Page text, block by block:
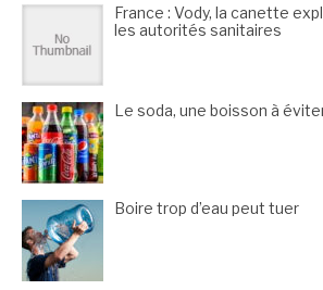
France : Vody, la canette
les autorités sanitaires
Le soda, une boisson à
Boire trop d’eau peut tuer